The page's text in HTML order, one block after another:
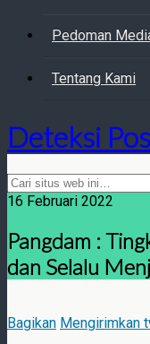
Pedoman
Tentang Kami
Deteksi
16 Februari 2022
Pangdam :
dan Selalu
Bagikan Mengirimkan